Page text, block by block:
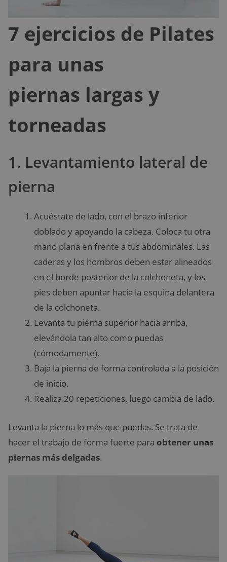
7 ejercicios de Pilates
para unas
piernas largas y
torneadas
1. Levantamiento lateral de
pierna
Acuéstate de lado, con el brazo inferior
doblado y apoyando la cabeza. Coloca tu otra
mano plana en frente a tus abdominales. Las
caderas y los hombros deben estar alineados
en el borde posterior de la colchoneta, y los
pies deben apuntar hacia la esquina delantera
de la colchoneta.
Levanta tu pierna superior hacia arriba,
elevándola tan alto como puedas
(cómodamente).
Baja la pierna de forma controlada a la posición
de inicio.
Realiza 20 repeticiones, luego cambia de lado.
Levanta la pierna lo más que puedas. Se trata de
hacer el trabajo de forma fuerte para obtener unas
piernas más delgadas.